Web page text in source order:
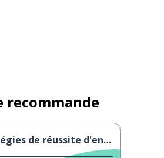
recommande
de réussite d'entretien